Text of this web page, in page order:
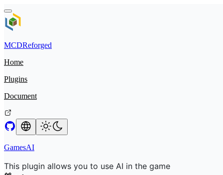
MCDReforged
Home
Plugins
Document
GamesAI
This plugin allows you to use AI in the game